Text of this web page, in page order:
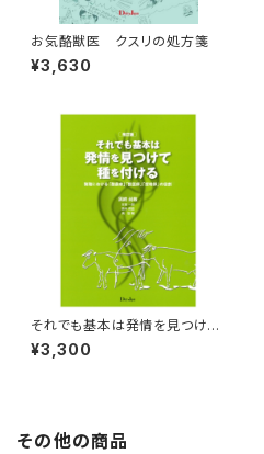
お気酪獣医 クスリの処方箋
¥3,630
それでも基本は発情を見つけて
種を付ける=改訂版=
¥3,300
その他の商品